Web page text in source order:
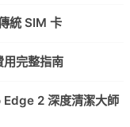
統 SIM 卡
完整指南
2 深度清潔大師